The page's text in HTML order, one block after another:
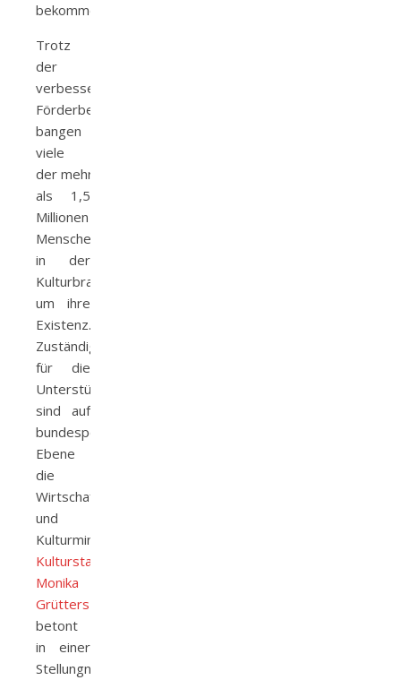
bekommen.
Trotz
der
verbesserten
Förderbedingungen
bangen
viele
der mehr
als 1,5
Millionen
Menschen
in der
Kulturbranche
um ihre
Existenz.
Zuständig
für die
Unterstützung
sind auf
bundespolitischer
Ebene
die
Wirtschaft-
und
Kulturministerien.
Kulturstaatsministerin
Monika
Grütters
betont
in einer
Stellungnahme,